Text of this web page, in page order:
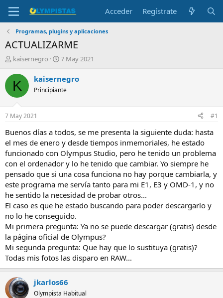
Acceder Regístrate
Programas, plugins y aplicaciones
ACTUALIZARME
I
i
c
a
d
o
r
e
l
t
e
m
a
kaisernegro
F
c
a
i
n
c
i
o
7 May 2021
K kaisernegro
Principiante
7 May 2021 #1
Buenos días a todos, se me presenta la siguiente duda: hasta
el mes de enero y desde tiempos inmemoriales, he estado
funcionado con Olympus Studio, pero he tenido un problema
con el ordenador y lo he tenido que cambiar. Yo siempre he
pensado que si una cosa funciona no hay porque cambiarla, y
este programa me servía tanto para mi E1, E3 y OMD-1, y no
he sentido la necesidad de probar otros...
El caso es que he estado buscando para poder descargarlo y
no lo he conseguido.
Mi primera pregunta: Ya no se puede descargar (gratis) desde
la página oficial de Olympus?
Mi segunda pregunta: Que hay que lo sustituya (gratis)?
Todas mis fotos las disparo en RAW...
jkarlos66
Olympista Habitual